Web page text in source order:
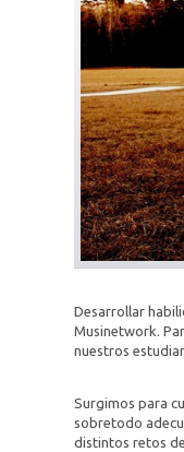
Desarrollar
Musinetwork.
nuestros
Surgimos para
sobretodo
distintos retos